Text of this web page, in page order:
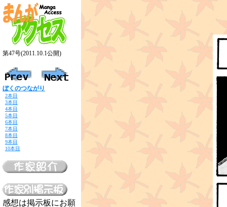
第47号(2011.10.1公開)
ぼくのつながり
2本目
3本目
4本目
5本目
6本目
7本目
8本目
9本目
10本目
感想は掲示板にお願